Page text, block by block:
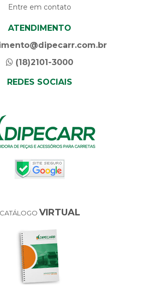
Entre em contato
ATENDIMENTO
(18)2101-3000
REDES SOCIAIS
CATÁLOGO VIRTUAL